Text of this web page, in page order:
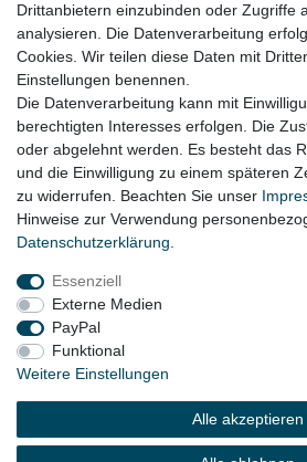
VW Golf Plus Bj. 2005 - 2014
VW Jetta 1K Bj. 2005 - 2010
Lieferzeit etwa 1 bis 3
Drittanbietern einzubinden oder Zugriffe
analysieren. Die Datenverarbeitung
Cookies. Wir teilen diese Daten mit
Einstellungen benennen.
Die Datenverarbeitung kann mit
berechtigten Interesses erfolgen. Die
oder abgelehnt werden. Es besteht das
und die Einwilligung zu einem späteren
zu widerrufen. Beachten Sie unser
Hinweise zur Verwendung
Daten­schutz­erklärung
Essenziell
Externe Medien
PayPal
Funktional
Weitere Einstellungen
Alle akzeptieren
Impressum
Widerrufs­recht
© Copyright 2026 | Alle Rechte